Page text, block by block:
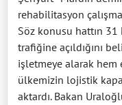
rehabilitasyon
Söz konusu hattın
trafiğine açıldığını
işletmeye alarak hem
ülkemizin lojistik
aktardı. Bakan